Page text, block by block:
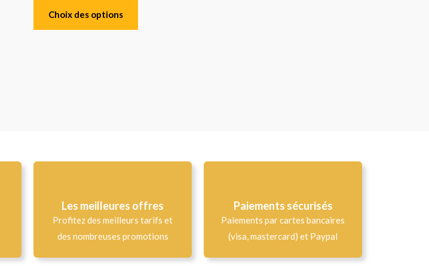
Choix des options
Les meilleures offres
Profitez des meilleurs tarifs et
des nombreuses promotions
Paiements sécurisés
Paiements par cartes bancaires
(visa, mastercard) et Paypal